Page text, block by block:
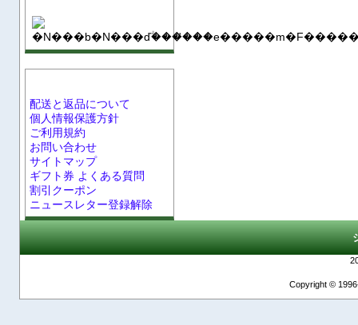
配送と返品について
個人情報保護方針
ご利用規約
お問い合わせ
サイトマップ
ギフト券 よくある質問
割引クーポン
ニュースレター登録解除
Copyright ©